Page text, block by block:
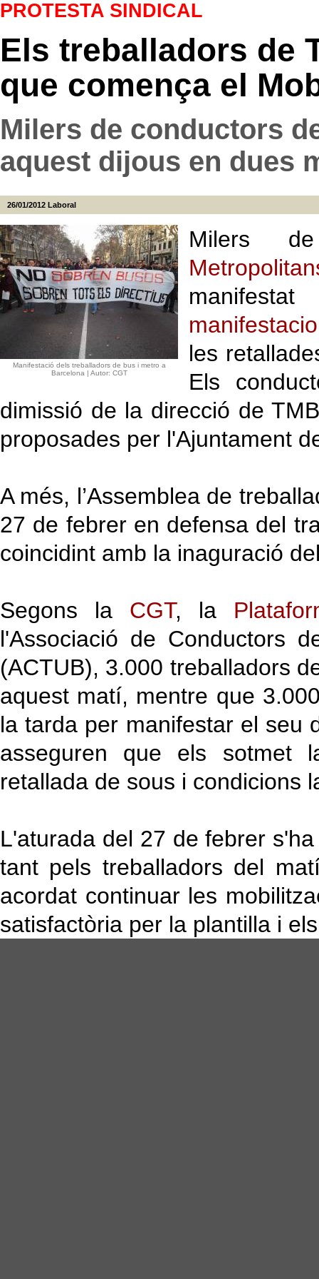
PROTESTA SINDICAL
Els treballadors de
que comença el
Milers de conductors
aquest dijous en dues
26/01/2012 Laboral
Manifestació dels treballadors de bus i metro a
Barcelona | Autor: CGT
Milers
les
Els
dimissió de la direcció de
proposades per l'Ajuntament
A més, l’Assemblea de
27 de febrer en defensa del
coincidint amb la inaguració
Segons la CGT, la
l'Associació de Conductors
(ACTUB), 3.000 treballadors
aquest matí, mentre que
la tarda per manifestar el seu
asseguren que els sotmet
retallada de sous i condicions
L'aturada del 27 de febrer
tant pels treballadors del
acordat continuar les
satisfactòria per la plantilla i